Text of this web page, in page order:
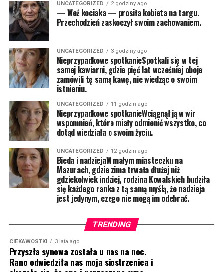
UNCATEGORIZED 2 godziny ago
— Weź kociaka — prosiła kobieta na targu.
Przechodzień zaskoczył swoim zachowaniem.
UNCATEGORIZED 3 godziny ago
Nieprzypadkowe spotkanieSpotkali się w tej
samej kawiarni, gdzie pięć lat wcześniej oboje
zamówili tę samą kawę, nie wiedząc o swoim
istnieniu.
UNCATEGORIZED 11 godzin ago
Nieprzypadkowe spotkanieWciągnął ją w wir
wspomnień, które miały odmienić wszystko, co
dotąd wiedziała o swoim życiu.
UNCATEGORIZED 12 godzin ago
Bieda i nadziejaW małym miasteczku na
Mazurach, gdzie zima trwała dłużej niż
gdziekolwiek indziej, rodzina Kowalskich budziła
się każdego ranka z tą samą myślą, że nadzieja
jest jedynym, czego nie mogą im odebrać.
TRENDING
CIEKAWOSTKI 3 lata ago
Przyszła synowa została u nas na noc.
Rano odwiedziła nas moja siostrzenica i